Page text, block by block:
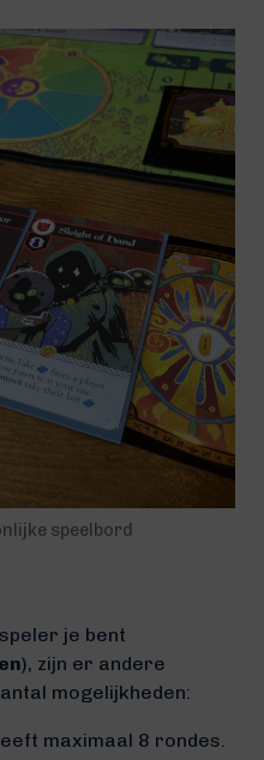
speelbord
je bent
), zijn er andere
mogelijkheden:
maximaal 8 rondes.